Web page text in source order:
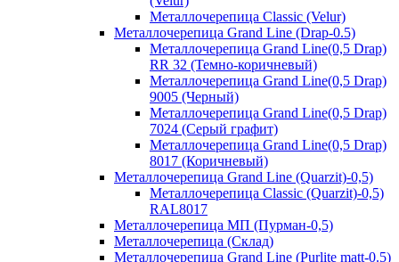
Металлочерепица Classic (Velur)
Металлочерепица Grand Line (Drap-0.5)
Металлочерепица Grand Line(0,5 Drap)
RR 32 (Темно-коричневый)
Металлочерепица Grand Line(0,5 Drap)
9005 (Черный)
Металлочерепица Grand Line(0,5 Drap)
7024 (Серый графит)
Металлочерепица Grand Line(0,5 Drap)
8017 (Коричневый)
Металлочерепица Grand Line (Quarzit)-0,5)
Металлочерепица Classic (Quarzit)-0,5)
RAL8017
Металлочерепица МП (Пурман-0,5)
Металлочерепица (Склад)
Металлочерепица Grand Line (Purlite matt-0.5)